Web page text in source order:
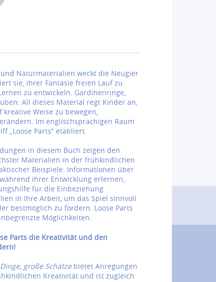
Naturmaterialien weckt die Neugier
sie, ihrer Fantasie freien Lauf zu
zu entwickeln. Gardinenringe,
All dieses Material regt Kinder an,
Weise zu bewegen,
Im englischsprachigen Raum
„Loose Parts“ etabliert.
in diesem Buch zeigen den
Materialien in der frühkindlichen
Beispiele. Informationen über
ihrer Entwicklung erlernen,
für die Einbeziehung
in Ihre Arbeit, um das Spiel sinnvoll
bestmöglich zu fördern. Loose Parts
Möglichkeiten.
Parts die Kreativität und den
große Schätzebietet Anregungen
Kreativität und ist zugleich